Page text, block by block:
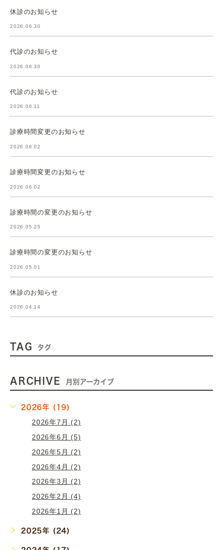
休診のお知らせ
2026.06.30
代診のお知らせ
2026.06.30
代診のお知らせ
2026.06.11
診療時間変更のお知らせ
2026.06.02
診療時間変更のお知らせ
2026.06.02
診療時間の変更のお知らせ
2026.05.25
診療時間の変更のお知らせ
2026.05.01
休診のお知らせ
2026.04.14
TAG タグ
ARCHIVE 月別アーカイブ
2026年 (19)
2026年7月 (2)
2026年6月 (5)
2026年5月 (2)
2026年4月 (2)
2026年3月 (2)
2026年2月 (4)
2026年1月 (2)
2025年 (24)